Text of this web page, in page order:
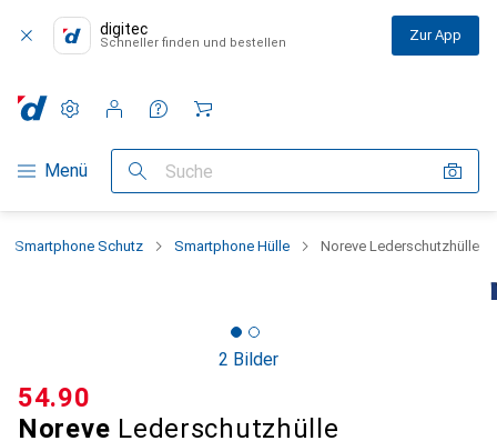
digitec
Schneller finden und bestellen Zur App
Navigation nach Kategorien
Menü Suche
Einstellungen
Kundenkonto
Vergleichslisten
Merklisten
Warenkorb
Smartphone Schutz Smartphone Hülle Noreve Lederschutzhülle
2 Bilder
Noreve Lederschutzhülle
CHF
54.90